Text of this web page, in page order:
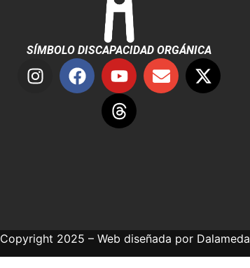
SÍMBOLO DISCAPACIDAD ORGÁNICA
Copyright 2025 – Web diseñada por Dalameda